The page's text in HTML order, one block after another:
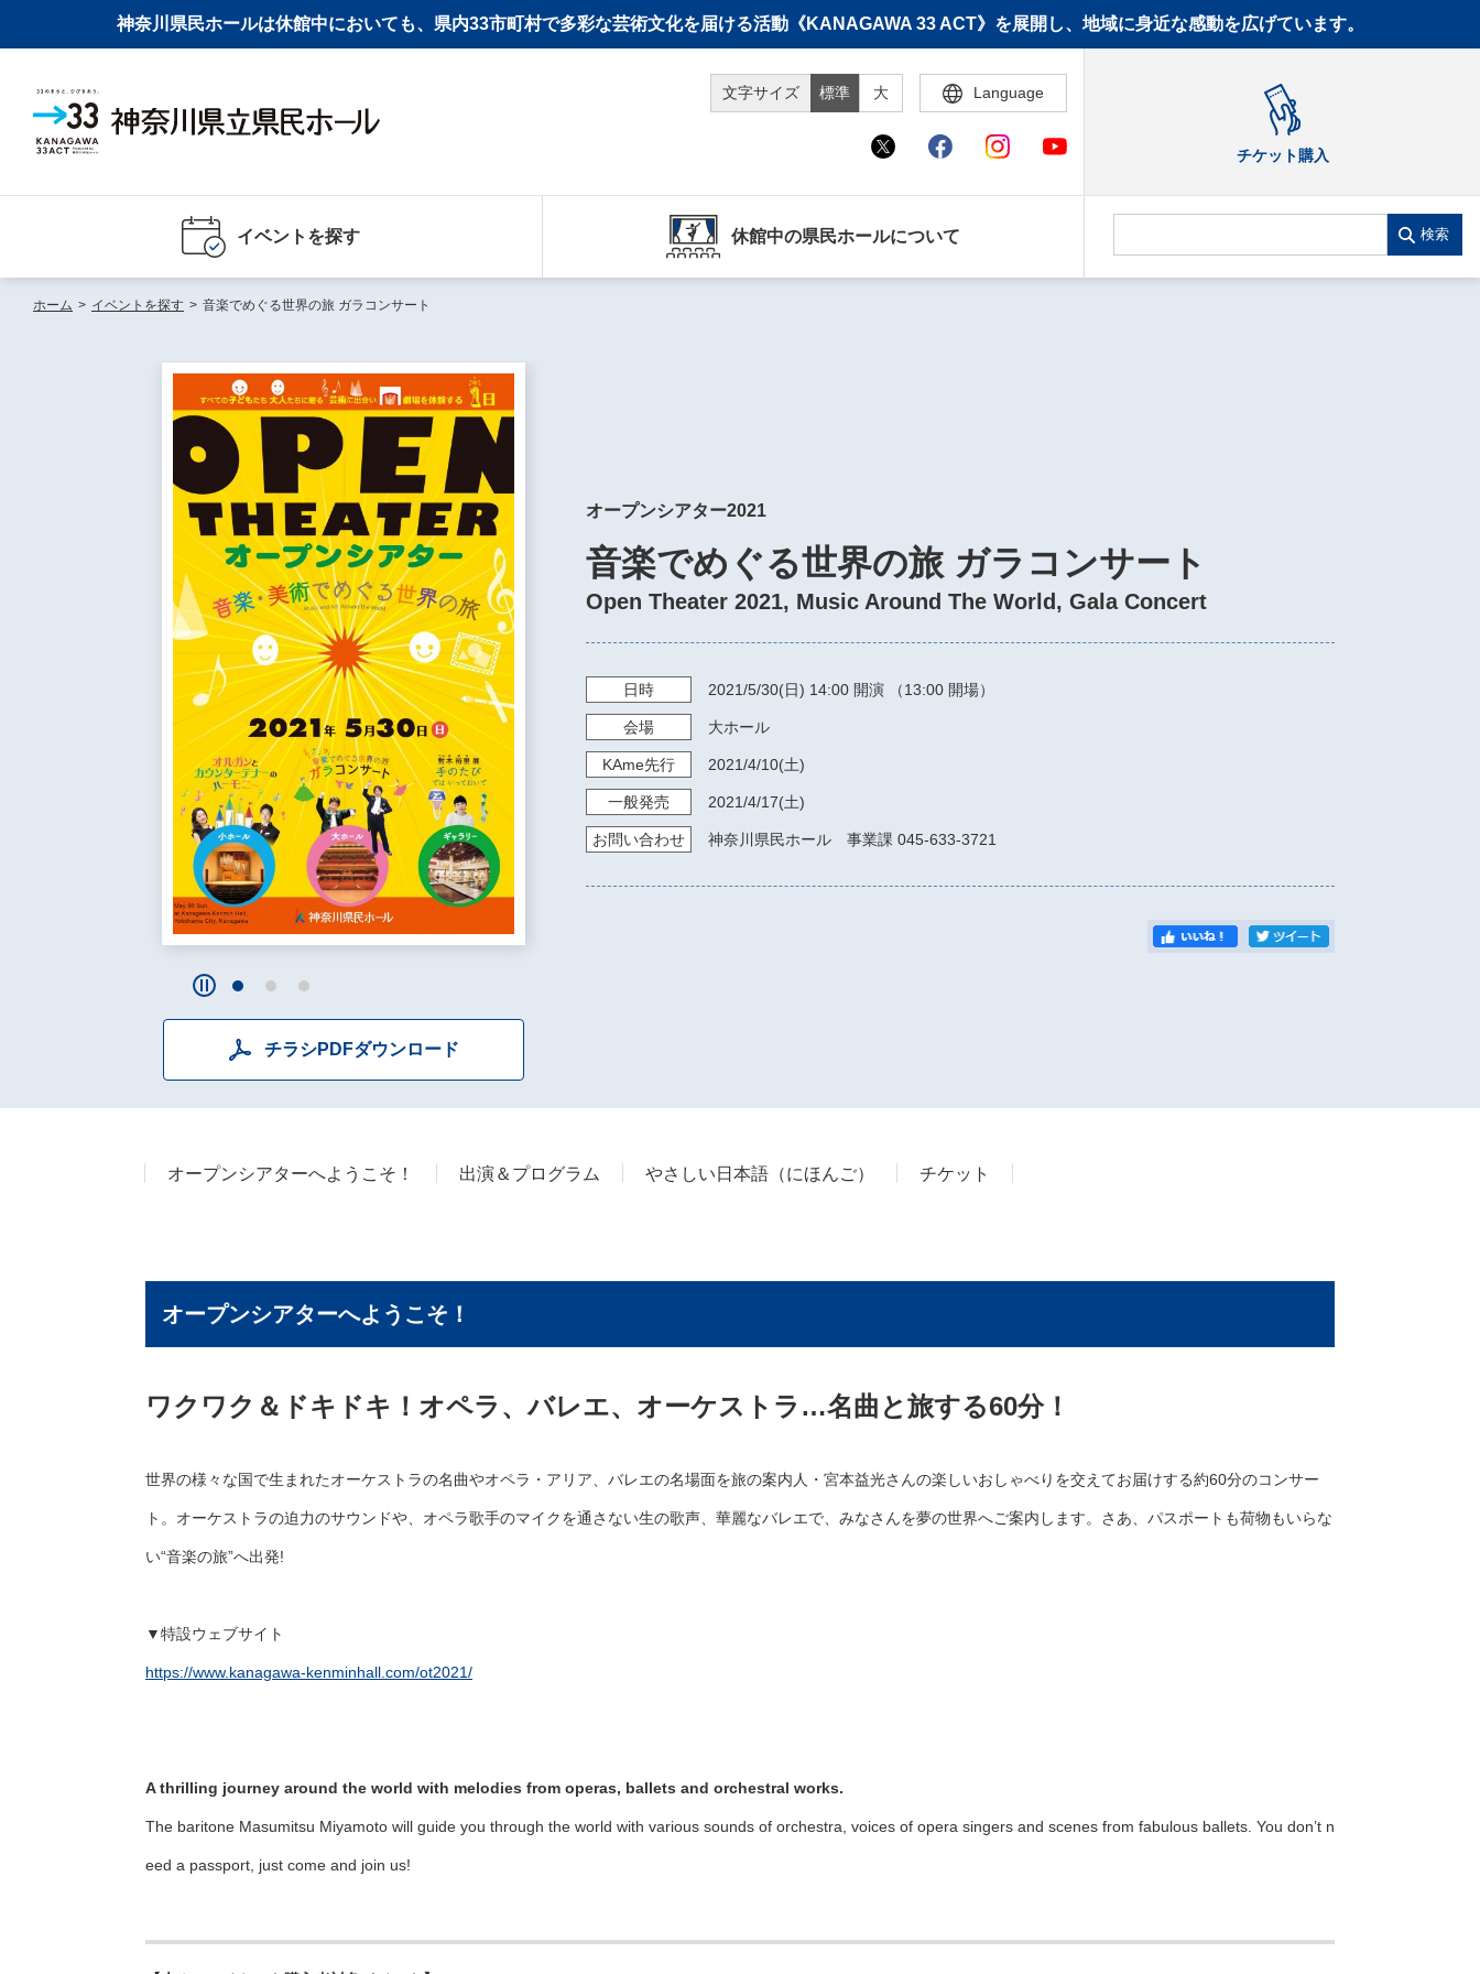
神奈川県民ホールは休館中においても、県内33市町村で多彩な芸術文化を届ける活動《KANAGAWA 33 ACT》を展開し、地域に身近な感動を広げています。
文字サイズ 標準 大 Language
チケット購入
イベントを探す 休館中の県民ホールについて 検索
ホーム > イベントを探す > 音楽でめぐる世界の旅 ガラコンサート
チラシPDFダウンロード
オープンシアター2021
音楽でめぐる世界の旅 ガラコンサート
Open Theater 2021, Music Around The World, Gala Concert
日時 2021/5/30(日) 14:00 開演 （13:00 開場）
会場 大ホール
KAme先行 2021/4/10(土)
一般発売 2021/4/17(土)
お問い合わせ 神奈川県民ホール 事業課 045-633-3721
オープンシアターへようこそ！ 出演＆プログラム やさしい日本語（にほんご） チケット
オープンシアターへようこそ！
ワクワク＆ドキドキ！オペラ、バレエ、オーケストラ…名曲と旅する60分！
世界の様々な国で生まれたオーケストラの名曲やオペラ・アリア、バレエの名場面を旅の案内人・宮本益光さんの楽しいおしゃべりを交えてお届けする約60分のコンサー
ト。オーケストラの迫力のサウンドや、オペラ歌手のマイクを通さない生の歌声、華麗なバレエで、みなさんを夢の世界へご案内します。さあ、パスポートも荷物もいらな
い“音楽の旅”へ出発!
▼特設ウェブサイト
https://www.kanagawa-kenminhall.com/ot2021/
A thrilling journey around the world with melodies from operas, ballets and orchestral works.
The baritone Masumitsu Miyamoto will guide you through the world with various sounds of orchestra, voices of opera singers and scenes from fabulous ballets. You don’t n
eed a passport, just come and join us!